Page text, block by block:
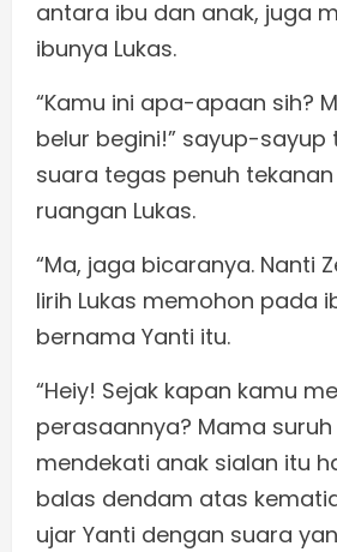
antara ibu dan anak, juga
ibunya Lukas.
“Kamu ini apa-apaan sih?
belur begini!” sayup-sayup
suara tegas penuh
ruangan Lukas.
“Ma, jaga bicaranya. Nanti
lirih Lukas memohon pada
bernama Yanti itu.
“Heiy! Sejak kapan kamu
perasaannya? Mama
mendekati anak sialan itu
balas dendam atas
ujar Yanti dengan suara